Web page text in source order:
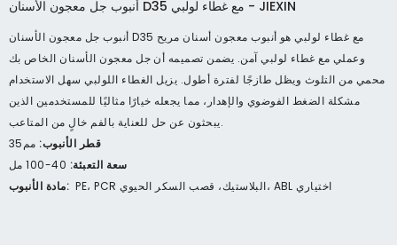
أنبوب جل معجون الأسنان D35 مع غطاء لولبي - JIEXIN
أنبوب جل معجون الأسنان D35 مع غطاء لولبي هو أنبوب معجون أسنان مريح
وعملي مع غطاء لولبي آمن. يضمن تصميمه أن جل معجون الأسنان الخاص بك
محمي من التلوث ويظل طازجًا لفترة أطول. يزيل الغطاء اللولبي سهل الاستخدام
مشكلة الضغط الفوضوي والإهدار، مما يجعله خيارًا مثاليًا للمستخدمين الذين
يبحثون عن حل للعناية بالفم خالٍ من المتاعب.
قطر الأنبوب: مم35
سعة التعبئة: 40-100 مل
مادة الأنبوب:
PE، PCR البلاستيك، قصب السكر الحيوي، ABL اختياري